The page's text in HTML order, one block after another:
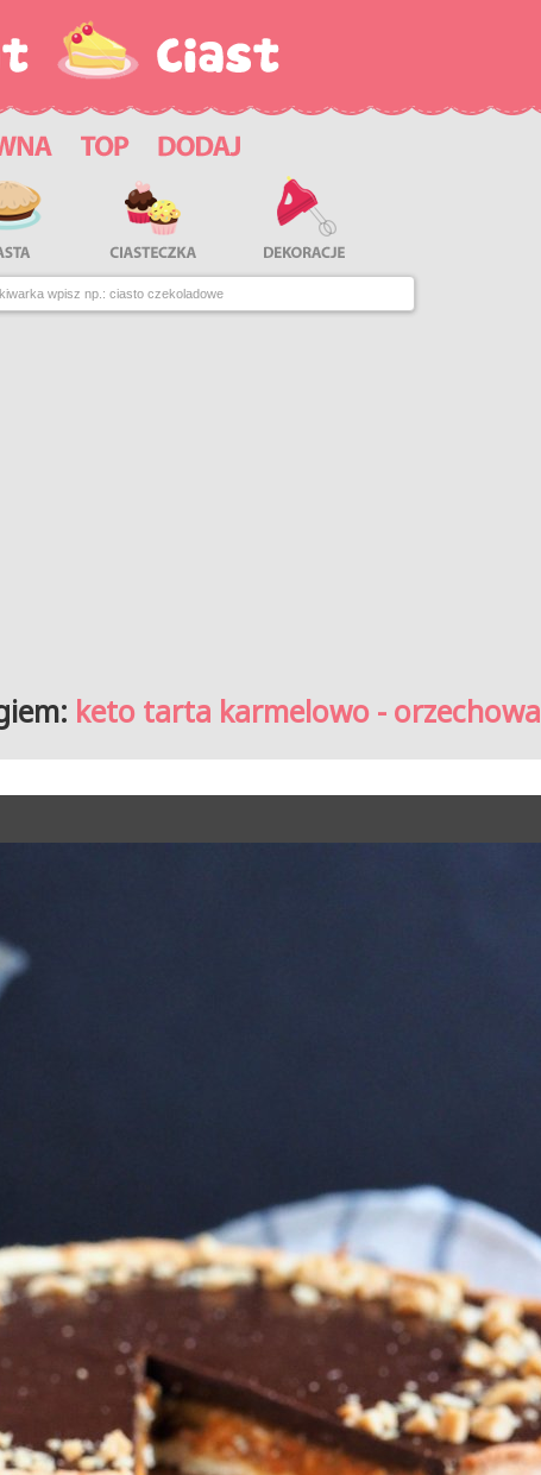
keto tarta karmelowo - orzechowa